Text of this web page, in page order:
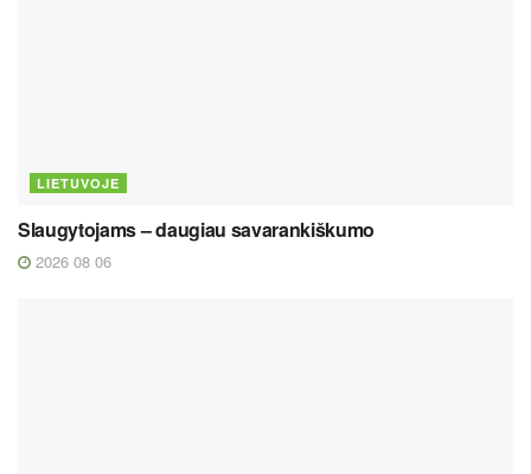
LIETUVOJE
Slaugytojams – daugiau savarankiškumo
2026 08 06